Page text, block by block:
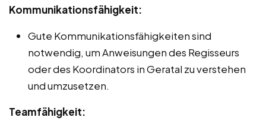
Kommunikationsfähigkeit:
Gute Kommunikationsfähigkeiten sind
notwendig, um Anweisungen des Regisseurs
oder des Koordinators in Geratal zu verstehen
und umzusetzen.
Teamfähigkeit: